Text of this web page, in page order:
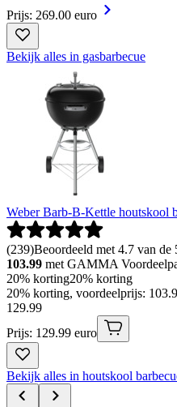
Prijs: 269.00 euro
Bekijk alles in gasbarbecue
Weber Barb-B-Kettle houtskool
(239)Beoordeeld met 4.7 van
103.99 met GAMMA
20% korting20% korting
20% korting, voordeelprijs:
129.99
Prijs: 129.99 euro
Bekijk alles in houtskool